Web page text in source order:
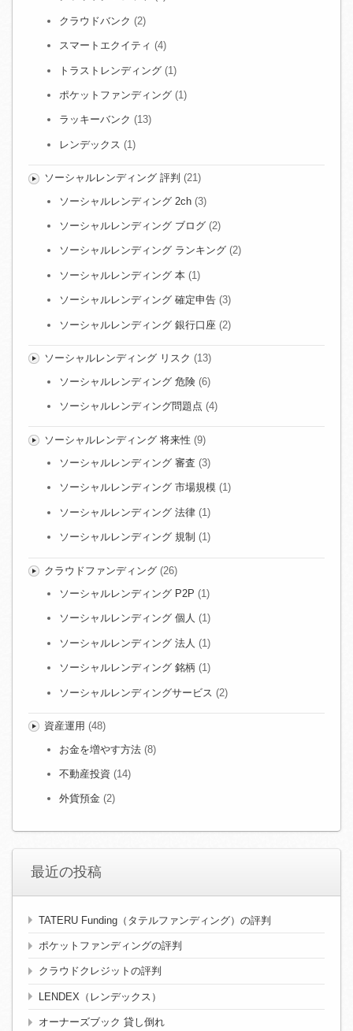
クラウドバンク (2)
スマートエクイティ (4)
トラストレンディング (1)
ポケットファンディング (1)
ラッキーバンク (13)
レンデックス (1)
ソーシャルレンディング 評判 (21)
ソーシャルレンディング 2ch (3)
ソーシャルレンディング ブログ (2)
ソーシャルレンディング ランキング (2)
ソーシャルレンディング 本 (1)
ソーシャルレンディング 確定申告 (3)
ソーシャルレンディング 銀行口座 (2)
ソーシャルレンディング リスク (13)
ソーシャルレンディング 危険 (6)
ソーシャルレンディング問題点 (4)
ソーシャルレンディング 将来性 (9)
ソーシャルレンディング 審査 (3)
ソーシャルレンディング 市場規模 (1)
ソーシャルレンディング 法律 (1)
ソーシャルレンディング 規制 (1)
クラウドファンディング(26)
ソーシャルレンディング P2P (1)
ソーシャルレンディング 個人 (1)
ソーシャルレンディング 法人 (1)
ソーシャルレンディング 銘柄 (1)
ソーシャルレンディングサービス (2)
資産運用 (48)
お金を増やす方法 (8)
不動産投資 (14)
外貨預金 (2)
最近の投稿
TATERU Funding（タテルファンディング）の評判
ポケットファンディングの評判
クラウドクレジットの評判
LENDEX（レンデックス）
オーナーズブック 貸し倒れ